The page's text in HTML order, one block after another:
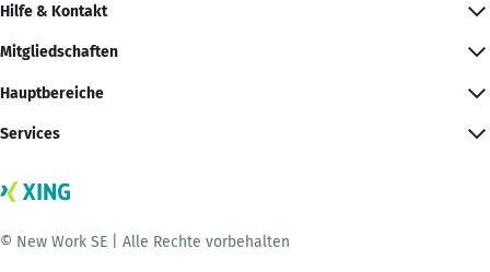
Hilfe & Kontakt
Mitgliedschaften
Hauptbereiche
Services
© New Work SE | Alle Rechte vorbehalten